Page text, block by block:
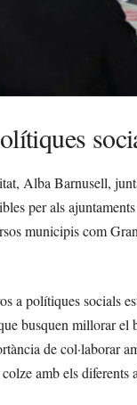
Alba Barnusell,
per als
municipis com
a polítiques socials
busquen millorar
de col·laborar
amb els diferents